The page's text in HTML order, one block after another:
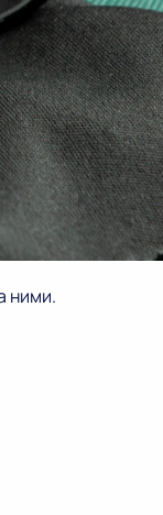
ними.